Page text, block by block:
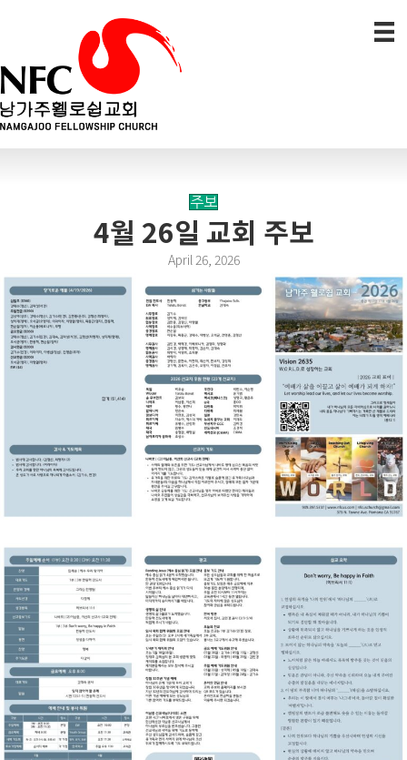
주보
4월 26일 교회 주보
April 26, 2026